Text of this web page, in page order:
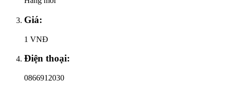
Giá:
1 VNĐ
Điện thoại:
0866912030